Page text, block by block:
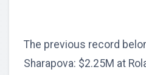
The previous record
Sharapova: $2.25M at